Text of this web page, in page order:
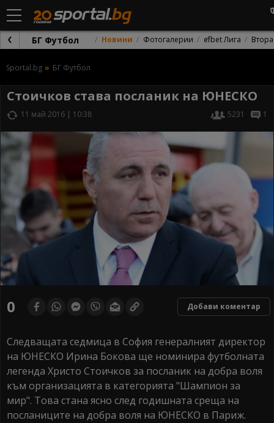
БГ Футбол Новини Фотогалерии efbet Лига
Sportal.bg БГ Футбол
Стоичков става посланик на ЮНЕСКО
11 май 2016 | 10:38 5231 1
0 Добави коментар
Следващата седмица в София генералният директор
на ЮНЕСКО Ирина Бокова ще номинира футболната
легенда Христо Стоичков за посланик на добра воля
към организацията в категорията "Шампион за
мир". Това стана ясно след годишната среща на
посланиците на добра воля на ЮНЕСКО в Париж.